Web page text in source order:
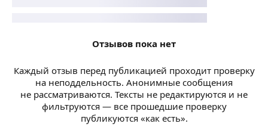
Отзывов пока нет
Каждый отзыв перед публикацией проходит проверку
на неподдельность. Анонимные сообщения
не рассматриваются. Тексты не редактируются и не
фильтруются — все прошедшие проверку
публикуются «как есть».